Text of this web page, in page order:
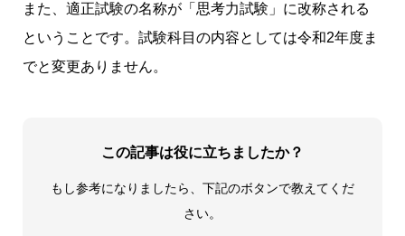
また、適正試験の名称が「思考力試験」に改称される
ということです。試験科目の内容としては令和2年度ま
でと変更ありません。
この記事は役に立ちましたか？
もし参考になりましたら、下記のボタンで教えてくだ
さい。